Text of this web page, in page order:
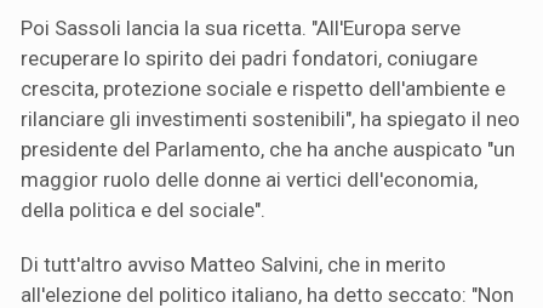
Poi Sassoli lancia la sua ricetta. "All'Europa serve
recuperare lo spirito dei padri fondatori, coniugare
crescita, protezione sociale e rispetto dell'ambiente e
rilanciare gli investimenti sostenibili", ha spiegato il neo
presidente del Parlamento, che ha anche auspicato "un
maggior ruolo delle donne ai vertici dell'economia,
della politica e del sociale".
Di tutt'altro avviso Matteo Salvini, che in merito
all'elezione del politico italiano, ha detto seccato: "Non